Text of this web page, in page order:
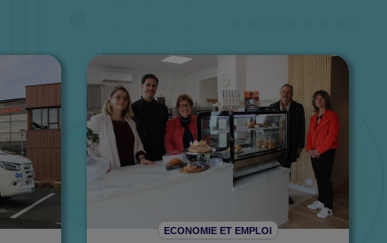
ECONOMIE ET EMPLOI